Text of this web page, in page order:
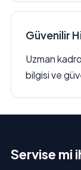
Güvenilir
Uzman
bilgisi ve
Servise mi